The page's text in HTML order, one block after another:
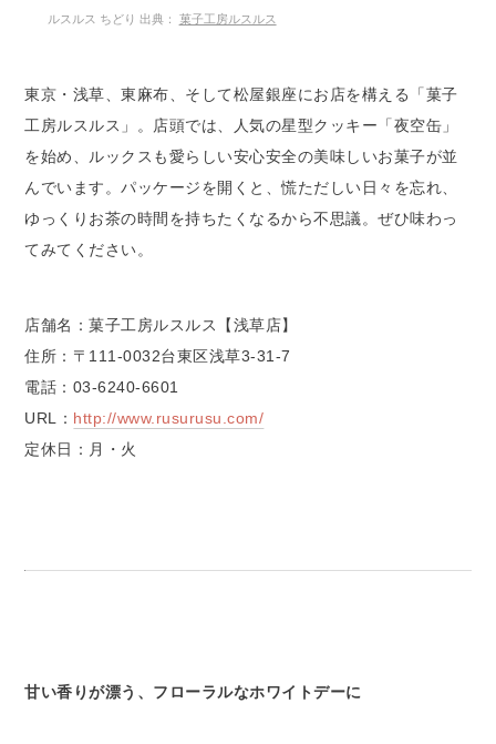
ルスルス ちどり 出典： 菓子工房ルスルス
東京・浅草、東麻布、そして松屋銀座にお店を構える「菓子
工房ルスルス」。店頭では、人気の星型クッキー「夜空缶」
を始め、ルックスも愛らしい安心安全の美味しいお菓子が並
んでいます。パッケージを開くと、慌ただしい日々を忘れ、
ゆっくりお茶の時間を持ちたくなるから不思議。ぜひ味わっ
てみてください。
店舗名：菓子工房ルスルス【浅草店】
住所：〒111-0032台東区浅草3-31-7
電話：03-6240-6601
URL： http://www.rusurusu.com/
定休日：月・火
甘い香りが漂う、フローラルなホワイトデーに